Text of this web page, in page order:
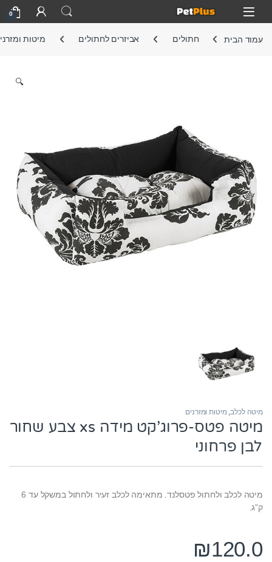
Skip to navigation
Skip to content
Open
0
עמוד הבית חתולים אביזרים לחתולים מיטות
🔍
מיטה לכלב,מיטות ומזרנים
מיטה פטס-פרוג’קט מידה xs צבע שחור
לבן פרחוני
מיטה לכלב ולחתול פטסלנד. מתאימה לכלב זעיר ולחתול במשקל עד 6
ק”ג.
₪120.0